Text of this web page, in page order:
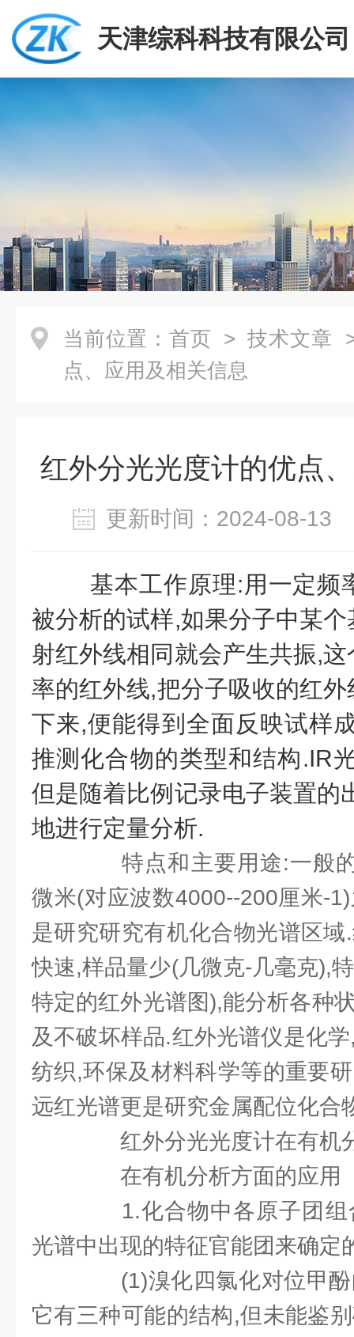
天津综科科技有限公司
当前位置： 首页 > 技术文章
点、应用及相关信息
红外分光光度计的优点
更新时间：2024-08-
基本工作原理:用一定频
被分析的试样,如果分子中某
射红外线相同就会产生共振,
率的红外线,把分子吸收的红
下来,便能得到全面反映试样
推测化合物的类型和结构.IR
但是随着比例记录电子装置的
地进行定量分析.
特点和主要用途:一般的
微米(对应波数4000--200厘米-
是研究研究有机化合物光谱区
快速,样品量少(几微克-几毫克),
特定的红外光谱图),能分析各种
及不破坏样品.红外光谱仪是化
纺织,环保及材料科学等的重要
远红光谱更是研究金属配位化合
红外分光光度计在有机
在有机分析方面的应用
1.化合物中各原子团组
光谱中出现的特征官能团来确定
(1)溴化四氯化对位甲酚
它有三种可能的结构,但未能鉴